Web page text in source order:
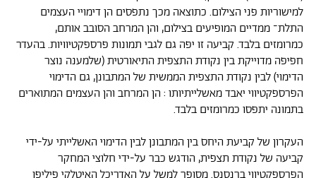
למישוריות פני הצילום. כתוצאה מכך נתפסים הן דימויי העצמים
התלת־ ממדיים המופיעים בצילום, והן המרחב הסובב אותם,
כמרומזים בלבד. קביעה זו יפה גם לגבי תמונות פרספקטיוויות. בהעדר
חפיפה מדוייקת בין נקודת התצפית התיאורטית (שלמענה נוצר
הדימוי) לבין נקודת התצפית הממשית של המתבונן, גם הדימוי
הפרספקטיווי יאבד מאשלייתיותו : הן המרחב והן העצמים המתוארים
בתמונה יתפסו כמרומזים בלבד.
העקרון של קביעת היחס בין המתבונן לבין הדימוי האשלייתי על-ידי
קביעה של נקודת תצפית, הודגש כבר על-ידי חלוצי המחקר